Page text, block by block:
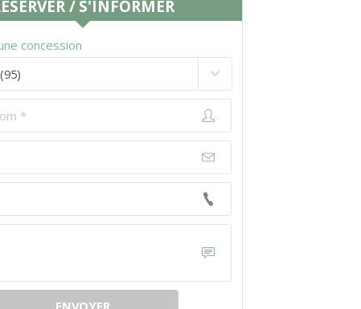
/ S'INFORMER
concession